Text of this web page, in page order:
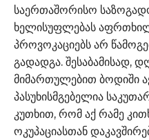
საერთაშორისო
ხელისუფლებას
პროვოკაციებს არ
გადადგა. შესაბამისად,
მიმართულებით ბოდიში
პასუხისმგებელია
კუთხით, რომ აქ რამე
ოკუპაციასთან